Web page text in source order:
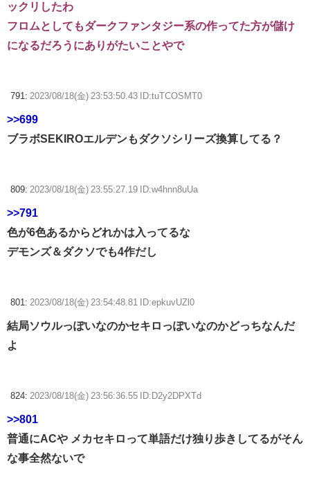
ックリしたわ
フロムとしてもダークファンタジー系の作ってた方が儲け
になるだろうにありがたいことやで
791: 2023/08/18(金) 23:53:50.43 ID:tuTCOSMT0
>>699
ブラボSEKIROエルデンもダクソシリーズ換算してる？
809: 2023/08/18(金) 23:55:27.19 ID:w4hnn8uUa
>>791
色が6色あるからどれかは入ってるな
デモンズ＆ダクソでも4作だし
801: 2023/08/18(金) 23:54:48.81 ID:epkuvUZl0
結局ソウルっぽいなのかセキロっぽいなのかどっちなんだ
よ
824: 2023/08/18(金) 23:56:36.55 ID:D2y2DPXTd
>>801
普通にACや メカセキロって単語だけ独り歩きしてるがそん
な事全然ないで